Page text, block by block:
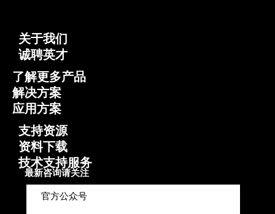
关于我们
诚聘英才
了解更多产品
解决方案
应用方案
支持资源
资料下载
技术支持服务
最新咨询请关注
官方公众号